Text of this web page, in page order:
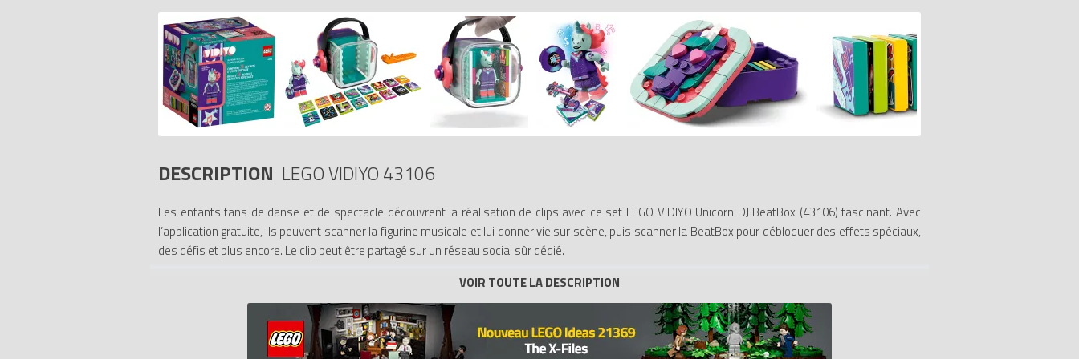
DESCRIPTION LEGO VIDIYO 43106
Les enfants fans de danse et de spectacle découvrent la réalisation de clips avec ce set LEGO VIDIYO Unicorn DJ BeatBox (43106) fascinant. Avec
l’application gratuite, ils peuvent scanner la figurine musicale et lui donner vie sur scène, puis scanner la BeatBox pour débloquer des effets spéciaux,
des défis et plus encore. Le clip peut être partagé sur un réseau social sûr dédié.
Transportable pour s’amuser partout. Les enfants vont adorer personnaliser la BeatBox avec les pièces LEGO et choisir une déco licorne, console de
Des expériences musicales à créer. Les sets LEGO VIDIYO offrent une expérience de jeu social sûre et permettent aux enfants de devenir réalisateurs,
producteurs et stars de leurs clips. La créativité s’envole lorsqu’ils produisent des vidéos pleines de mashups musicaux, de personnages amusants,